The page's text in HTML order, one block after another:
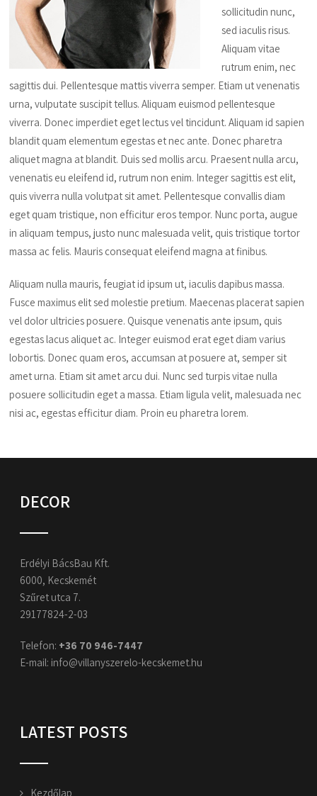
sollicitudin nunc,
sed iaculis risus.
Aliquam vitae
rutrum enim, nec
sagittis dui. Pellentesque mattis viverra semper. Etiam ut venenatis
urna, vulputate suscipit tellus. Aliquam euismod pellentesque
viverra. Donec imperdiet eget lectus vel tincidunt. Aliquam id sapien
blandit quam elementum egestas et nec ante. Donec pharetra
aliquet magna at blandit. Duis sed mollis arcu. Praesent nulla arcu,
venenatis eu eleifend id, rutrum non enim. Integer sagittis est elit,
quis viverra nulla volutpat sit amet. Pellentesque convallis diam
eget quam tristique, non efficitur eros tempor. Nunc porta, augue
in aliquam tempus, justo nunc malesuada velit, quis tristique tortor
massa ac felis. Mauris consequat eleifend magna at finibus.
Aliquam nulla mauris, feugiat id ipsum ut, iaculis dapibus massa.
Fusce maximus elit sed molestie pretium. Maecenas placerat sapien
vel dolor ultricies posuere. Quisque venenatis ante ipsum, quis
egestas lacus aliquet ac. Integer euismod erat eget diam varius
lobortis. Donec quam eros, accumsan at posuere at, semper sit
amet urna. Etiam sit amet arcu dui. Nunc sed turpis vitae nulla
posuere sollicitudin eget a massa. Etiam ligula velit, malesuada nec
nisi ac, egestas efficitur diam. Proin eu pharetra lorem.
DECOR
Erdélyi BácsBau Kft.
6000, Kecskemét
Szűret utca 7.
29177824-2-03
Telefon: +36 70 946-7447​
E-mail: info@villanyszerelo-kecskemet.hu
LATEST POSTS
Kezdőlap